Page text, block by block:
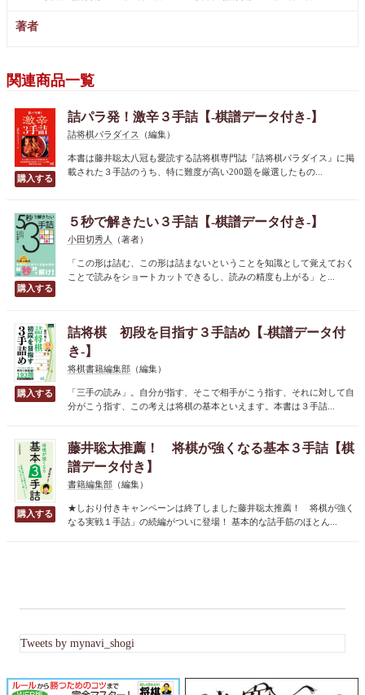
著者
関連商品一覧
詰パラ発！激辛３手詰【-棋譜データ付き-】
詰将棋パラダイス （編集）
本書は藤井聡太八冠も愛読する詰将棋専門誌『詰将棋パラダイス』に掲
載された３手詰のうち、特に難度が高い200題を厳選したもの...
５秒で解きたい３手詰【-棋譜データ付き-】
小田切秀人 （著者）
「この形は詰む、この形は詰まないということを知識として覚えておく
ことで読みをショートカットできるし、読みの精度も上がる」と...
詰将棋 初段を目指す３手詰め【-棋譜データ付
き-】
将棋書籍編集部 （編集）
「三手の読み」。自分が指す、そこで相手がこう指す、それに対して自
分がこう指す、この考えは将棋の基本といえます。本書は３手詰...
藤井聡太推薦！ 将棋が強くなる基本３手詰【棋
譜データ付き】
書籍編集部 （編集）
★しおり付きキャンペーンは終了しました藤井聡太推薦！ 将棋が強く
なる実戦１手詰」の続編がついに登場！ 基本的な詰手筋のほとん...
Tweets by mynavi_shogi